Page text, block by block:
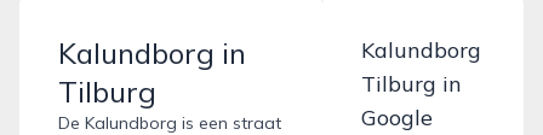
Kalundborg in
Tilburg
De Kalundborg is een straat
Kalundborg
Tilburg in
Google